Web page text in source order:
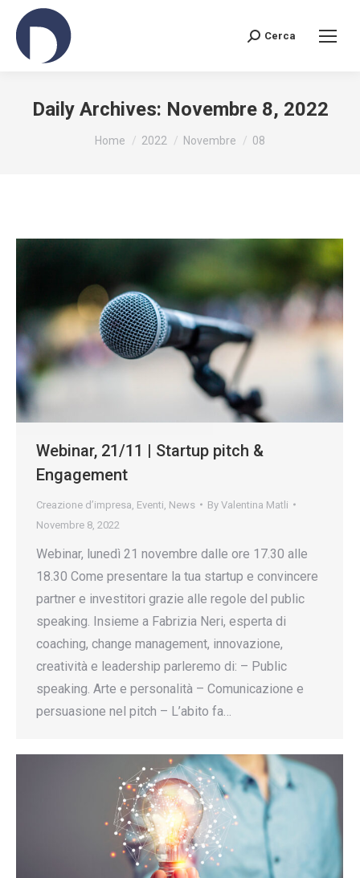
Search:
Cerca
Daily Archives: Novembre 8, 2022
You are here:
Home 2022 Novembre 08
Webinar, 21/11 | Startup pitch &
Engagement
Creazione d’impresa Eventi News By Valentina Matli
Novembre 8, 2022
Webinar, lunedì 21 novembre dalle ore 17.30 alle
18.30 Come presentare la tua startup e convincere
partner e investitori grazie alle regole del public
speaking. Insieme a Fabrizia Neri, esperta di
coaching, change management, innovazione,
creatività e leadership parleremo di: – Public
speaking. Arte e personalità – Comunicazione e
persuasione nel pitch – L’abito fa…